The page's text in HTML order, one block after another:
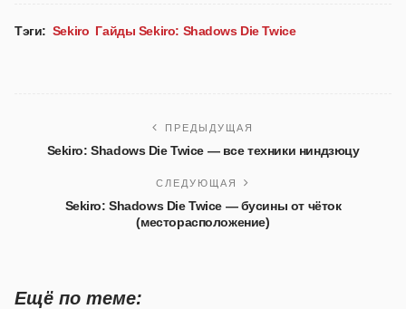
Тэги: Sekiro Гайды Sekiro: Shadows Die Twice
ПРЕДЫДУЩАЯ
Sekiro: Shadows Die Twice — все техники ниндзюцу
СЛЕДУЮЩАЯ
Sekiro: Shadows Die Twice — бусины от чёток
(месторасположение)
Ещё по теме: